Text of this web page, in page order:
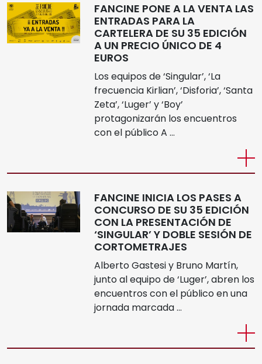
FANCINE PONE A LA VENTA LAS
ENTRADAS PARA LA
CARTELERA DE SU 35 EDICIÓN
A UN PRECIO ÚNICO DE 4
EUROS
Los equipos de ‘Singular’, ‘La
frecuencia Kirlian’, ‘Disforia’, ‘Santa
Zeta’, ‘Luger’ y ‘Boy’
protagonizarán los encuentros
con el público A …
FANCINE INICIA LOS PASES A
CONCURSO DE SU 35 EDICIÓN
CON LA PRESENTACIÓN DE
‘SINGULAR’ Y DOBLE SESIÓN DE
CORTOMETRAJES
Alberto Gastesi y Bruno Martín,
junto al equipo de ‘Luger’, abren los
encuentros con el público en una
jornada marcada …